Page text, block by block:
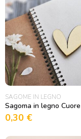
SAGOME IN LEGNO
0,30 €